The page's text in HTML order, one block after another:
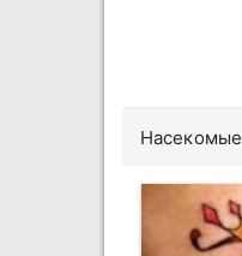
Насекомые